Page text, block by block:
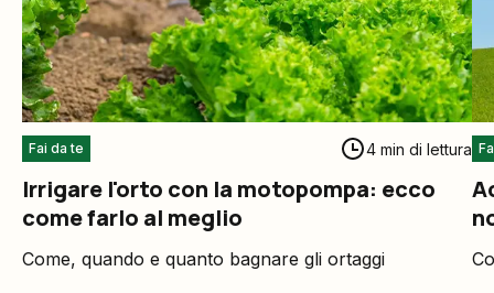
Fai da te 4 min di lettura
Irrigare l'orto con la motopompa: ecco
come farlo al meglio
Come, quando e quanto bagnare gli ortaggi